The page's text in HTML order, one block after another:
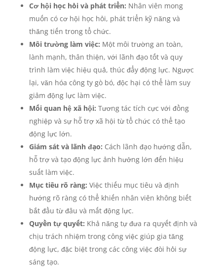
Cơ hội học hỏi và phát triển: Nhân viên mong
muốn có cơ hội học hỏi, phát triển kỹ năng và
thăng tiến trong tổ chức.
Môi trường làm việc: Một môi trường an toàn,
lành mạnh, thân thiện, với lãnh đạo tốt và quy
trình làm việc hiệu quả, thúc đẩy động lực. Ngược
lại, văn hóa công ty gò bó, độc hại có thể làm suy
giảm động lực làm việc.
Mối quan hệ xã hội: Tương tác tích cực với đồng
nghiệp và sự hỗ trợ xã hội từ tổ chức có thể tạo
động lực lớn.
Giám sát và lãnh đạo: Cách lãnh đạo hướng dẫn,
hỗ trợ và tạo động lực ảnh hưởng lớn đến hiệu
suất làm việc.
Mục tiêu rõ ràng: Việc thiếu mục tiêu và định
hướng rõ ràng có thể khiến nhân viên không biết
bắt đầu từ đâu và mất động lực.
Quyền tự quyết: Khả năng tự đưa ra quyết định và
chịu trách nhiệm trong công việc giúp gia tăng
động lực, đặc biệt trong các công việc đòi hỏi sự
sáng tạo.